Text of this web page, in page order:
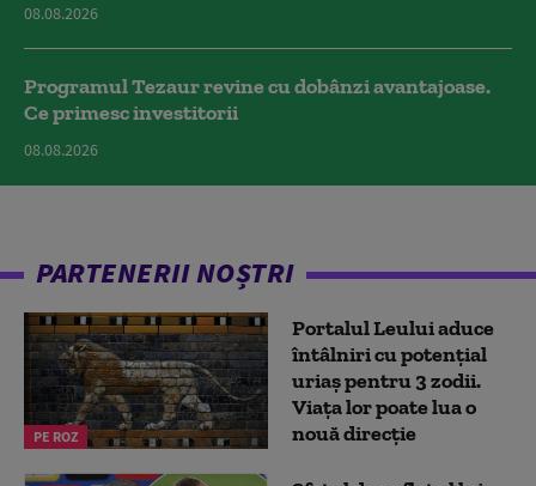
08.08.2026
Programul Tezaur revine cu dobânzi avantajoase.
Ce primesc investitorii
08.08.2026
PARTENERII NOȘTRI
PE ROZ
Portalul Leului aduce
întâlniri cu potențial
uriaș pentru 3 zodii.
Viața lor poate lua o
nouă direcție